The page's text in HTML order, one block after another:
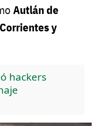
Autlán de
y
hackers